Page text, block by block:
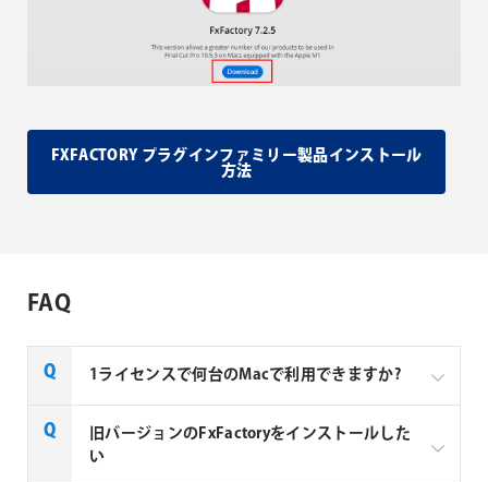
FXFACTORY プラグインファミリー製品インストール
方法
FAQ
1ライセンスで何台のMacで利用できますか?
Noise Industries社製品、FxFactory プラグインファミ
リー製品は、1ライセンスにつき1台のMacでのみ使用
旧バージョンのFxFactoryをインストールした
い